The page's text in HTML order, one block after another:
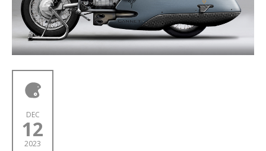
DEC
12
2023